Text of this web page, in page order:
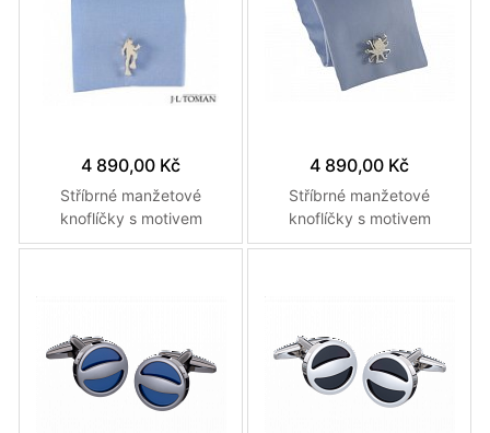
4 890,00 Kč
Stříbrné manžetové
knoflíčky s motivem
potápěče vyrobené na
4 890,00 Kč
Stříbrné manžetové
knoflíčky s motivem
potápěče a chobotnice